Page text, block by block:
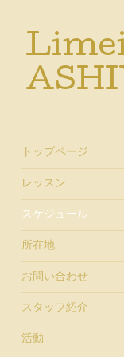
トップページ
レッスン
スケジュール
所在地
お問い合わせ
スタッフ紹介
活動